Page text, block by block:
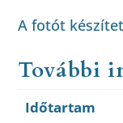
A fotót
További
Időtartam